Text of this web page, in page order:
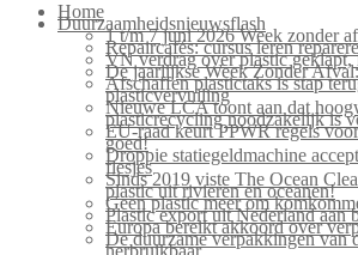
Home
Duurzaamheidsnieuwsflash
1 t/m 7 juni 2026 Week zonder
Repaircafés: cursus leren
VN verdrag over plastic geklapt,
De jaarlijkse Week Zonder
Afschaffen plastictaks is stap
plasticvervuiling
Nieuwe LCA toont aan dat
plasticrecycling noodzakelijk is
EU-raad keurt PPWR regels
goed!
Droppie statiegeldmachine
flesjes
Sinds 2019 viste The Ocean
plastic uit rivieren en oceanen!
Geen plastic meer om
Plastic export uit Nederland aan
Europa bereikt akkoord over
De duurzame verpakkingen van